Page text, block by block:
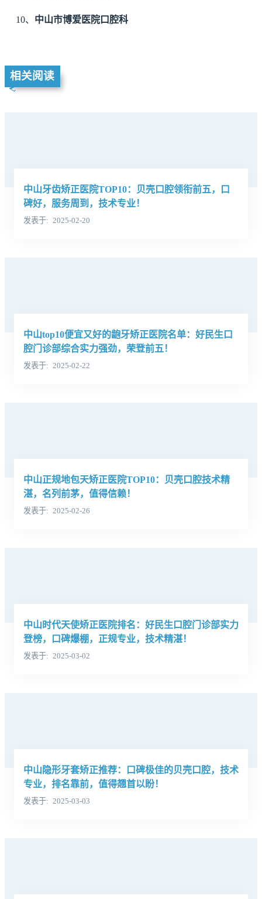
10、 中山市博爱医院口腔科
相关阅读
中山牙齿矫正医院TOP10：贝壳口腔领衔前五，口
碑好，服务周到，技术专业！
发表于 2025-02-20
中山top10便宜又好的龅牙矫正医院名单：好民生口
腔门诊部综合实力强劲，荣登前五！
发表于 2025-02-22
中山正规地包天矫正医院TOP10：贝壳口腔技术精
湛，名列前茅，值得信赖！
发表于 2025-02-26
中山时代天使矫正医院排名：好民生口腔门诊部实力
登榜，口碑爆棚，正规专业，技术精湛！
发表于 2025-03-02
中山隐形牙套矫正推荐：口碑极佳的贝壳口腔，技术
专业，排名靠前，值得翘首以盼！
发表于 2025-03-03